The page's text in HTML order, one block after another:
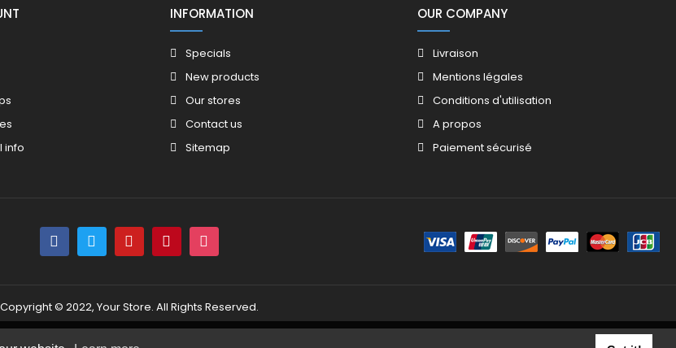
info
INFORMATION
Specials
New products
Our stores
Contact us
Sitemap
OUR COMPANY
Livraison
Mentions légales
Conditions d'utilisation
A propos
Paiement sécurisé
Copyright © 2022, Your Store. All Rights Reserved.